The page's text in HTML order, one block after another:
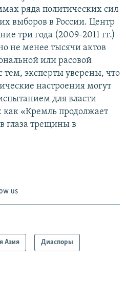
ряда политических сил
выборов в России. Центр
три года (2009-2011 гг.)
не менее тысячи актов
или расовой
тем, эксперты уверены, что
настроения могут
для власти
«Кремль продолжает
глаза трещины в
us
Азия Диаспоры